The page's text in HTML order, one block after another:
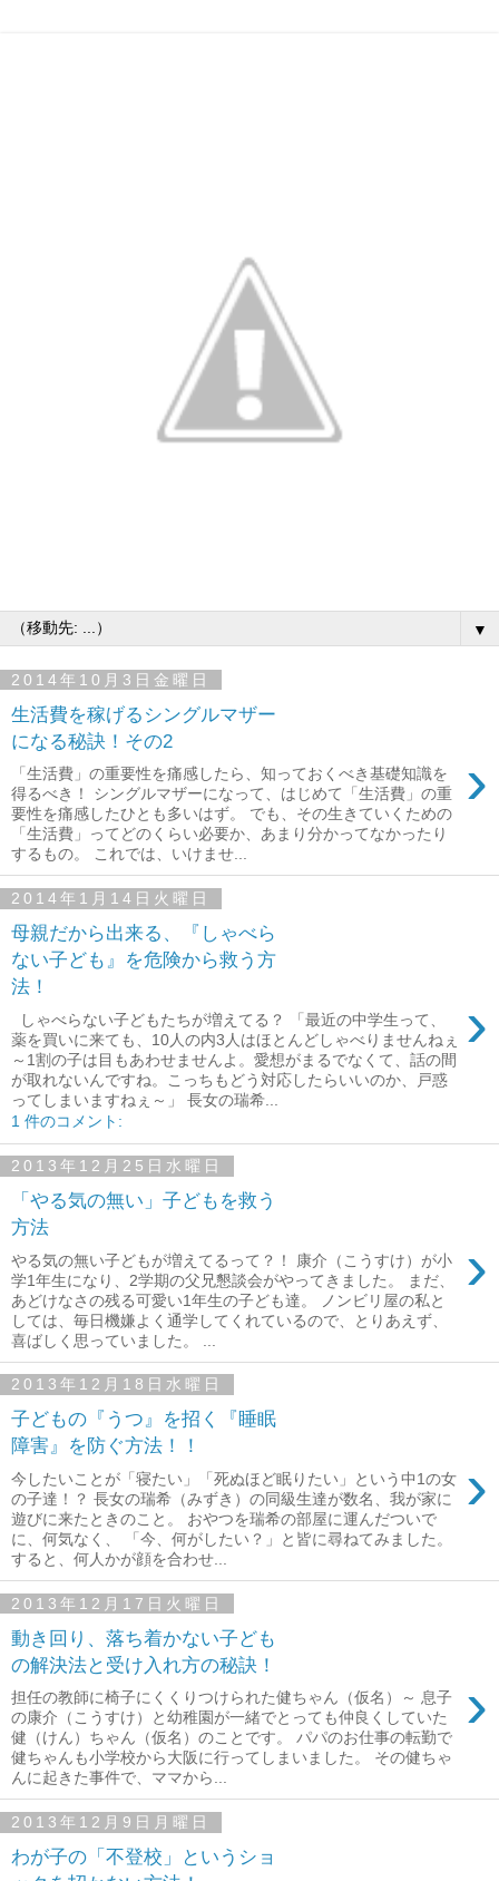
▼
2014年10月3日金曜日
生活費を稼げるシングルマザー
になる秘訣！その2
›
「生活費」の重要性を痛感したら、知っておくべき基礎知識を
得るべき！ シングルマザーになって、はじめて「生活費」の重
要性を痛感したひとも多いはず。 でも、その生きていくための
「生活費」ってどのくらい必要か、あまり分かってなかったり
するもの。 これでは、いけませ...
2014年1月14日火曜日
母親だから出来る、『しゃべら
ない子ども』を危険から救う方
法！
›
しゃべらない子どもたちが増えてる？ 「最近の中学生って、
薬を買いに来ても、10人の内3人はほとんどしゃべりませんねぇ
～1割の子は目もあわせませんよ。愛想がまるでなくて、話の間
が取れないんですね。こっちもどう対応したらいいのか、戸惑
ってしまいますねぇ～」 長女の瑞希...
1 件のコメント:
2013年12月25日水曜日
「やる気の無い」子どもを救う
方法
›
やる気の無い子どもが増えてるって？！ 康介（こうすけ）が小
学1年生になり、2学期の父兄懇談会がやってきました。 まだ、
あどけなさの残る可愛い1年生の子ども達。 ノンビリ屋の私と
しては、毎日機嫌よく通学してくれているので、とりあえず、
喜ばしく思っていました。 ...
2013年12月18日水曜日
子どもの『うつ』を招く『睡眠
障害』を防ぐ方法！！
›
今したいことが「寝たい」「死ぬほど眠りたい」という中1の女
の子達！？ 長女の瑞希（みずき）の同級生達が数名、我が家に
遊びに来たときのこと。 おやつを瑞希の部屋に運んだついで
に、何気なく、 「今、何がしたい？」と皆に尋ねてみました。
すると、何人かが顔を合わせ...
2013年12月17日火曜日
動き回り、落ち着かない子ども
の解決法と受け入れ方の秘訣！
›
担任の教師に椅子にくくりつけられた健ちゃん（仮名）～ 息子
の康介（こうすけ）と幼稚園が一緒でとっても仲良くしていた
健（けん）ちゃん（仮名）のことです。 パパのお仕事の転勤で
健ちゃんも小学校から大阪に行ってしまいました。 その健ちゃ
んに起きた事件で、ママから...
2013年12月9日月曜日
わが子の「不登校」というショ